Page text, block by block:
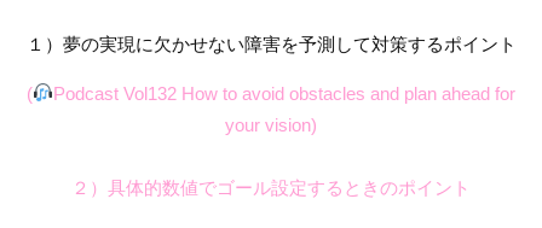
１）夢の実現に欠かせない障害を予測して対策するポイント
(
Podcast Vol132 How to avoid obstacles and plan ahead for
your vision)
２）具体的数値でゴール設定するときのポイント